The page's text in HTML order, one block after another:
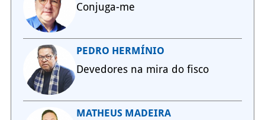
Conjuga-me
PEDRO HERMÍNIO
Devedores na mira do fisco
MATHEUS MADEIRA